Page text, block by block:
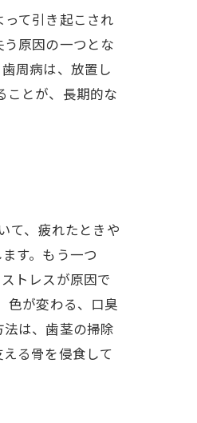
て引き起こされ
原因の一つとな
周病は、放置し
ことが、長期的な
て、疲れたときや
す。もう一つ
トレスが原因で
色が変わる、口臭
は、歯茎の掃除
る骨を侵食して